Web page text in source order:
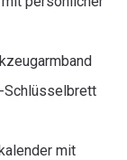
Schlüsselbrett
mit